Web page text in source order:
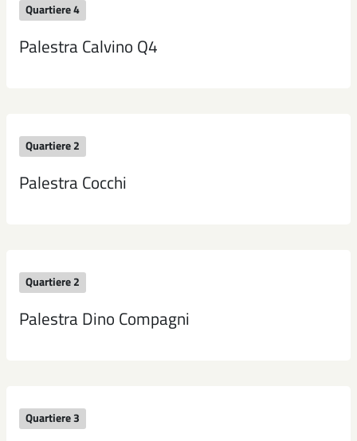
Quartiere 4
Palestra Calvino Q4
Quartiere 2
Palestra Cocchi
Quartiere 2
Palestra Dino Compagni
Quartiere 3